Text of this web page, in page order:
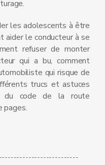
les adolescents à être
aider le conducteur à se
refuser de monter
qui a bu, comment
qui risque de
trucs et astuces
du code de la route
pages.